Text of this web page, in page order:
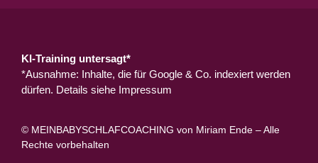
KI-Training untersagt*
*Ausnahme: Inhalte, die für Google & Co. indexiert werden
dürfen. Details siehe Impressum
© MEINBABYSCHLAFCOACHING von Miriam Ende – Alle
Rechte vorbehalten